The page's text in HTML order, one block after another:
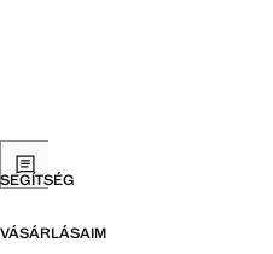
SEGÍTSÉG
VÁSÁRLÁSAIM